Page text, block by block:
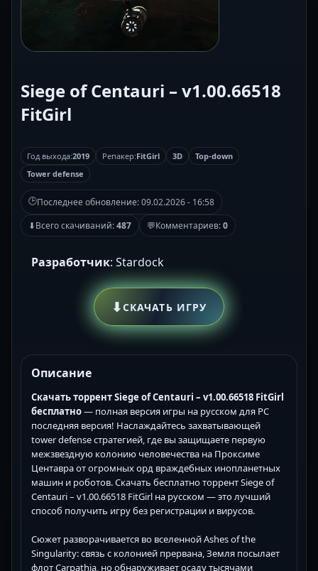
Siege of Centauri – v1.00.66518
FitGirl
Год выхода:2019 Репакер:FitGirl 3D
Top-down
Tower defense
🕒Последнее обновление:09.02.2026 - 16:58
⬇Всего скачиваний:487 💬Комментариев:0
Разработчик: Stardock
⬇СКАЧАТЬ ИГРУ
Описание
Скачать торрент Siege of Centauri – v1.00.66518 FitGirl
бесплатно— полная версия игры на русском для PC
последняя версия! Наслаждайтесь захватывающей
tower defense стратегией, где вы защищаете первую
межзвездную колонию человечества на Проксиме
Центавра от огромных орд враждебных инопланетных
машин и роботов. Скачать бесплатно торрент Siege of
Centauri – v1.00.66518 FitGirl на русском — это лучший
способ получить игру без регистрации и вирусов.
Сюжет разворачивается во вселенной Ashes of the
Singularity: связь с колонией прервана, Земля посылает
флот Carpathia, но обнаруживает осаду тысячами